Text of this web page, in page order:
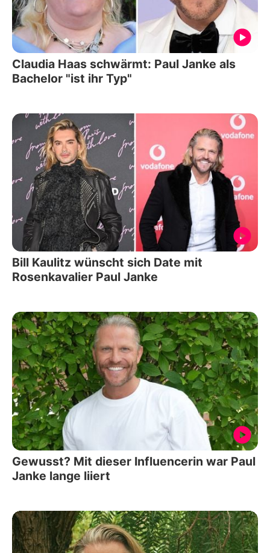
Claudia Haas schwärmt: Paul Janke als
Bachelor "ist ihr Typ"
Bill Kaulitz wünscht sich Date mit
Rosenkavalier Paul Janke
Gewusst? Mit dieser Influencerin war Paul
Janke lange liiert